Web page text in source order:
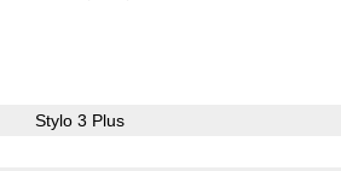
Stylo 3 Plus